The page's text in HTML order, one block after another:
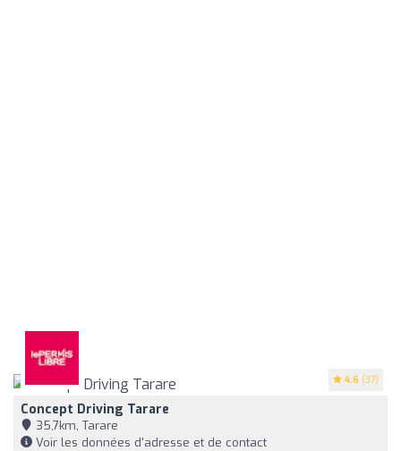
4.6 (37)
Concept Driving Tarare
35,7km, Tarare
Voir les données d'adresse et de contact